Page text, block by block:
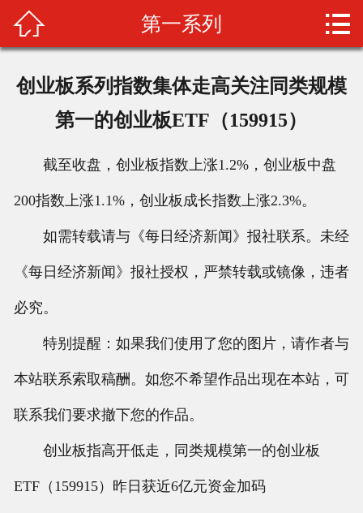
加盟问答
人才招聘
客户留言
 第一系列 
创业板系列指数集体走高关注同类规模
第一的创业板ETF（159915）
截至收盘，创业板指数上涨1.2%，创业板中盘
200指数上涨1.1%，创业板成长指数上涨2.3%。
如需转载请与《每日经济新闻》报社联系。未经
《每日经济新闻》报社授权，严禁转载或镜像，违者
必究。
特别提醒：如果我们使用了您的图片，请作者与
本站联系索取稿酬。如您不希望作品出现在本站，可
联系我们要求撤下您的作品。
创业板指高开低走，同类规模第一的创业板
ETF（159915）昨日获近6亿元资金加码